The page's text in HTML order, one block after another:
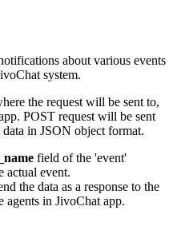
about various events
system.
the request will be sent to,
POST request will be sent
in JSON object format.
field of the 'event'
actual event.
the data as a response to the
agents in JivoChat app.